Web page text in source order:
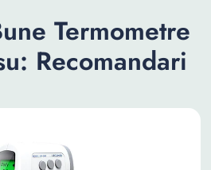
Termometre
Recomandari